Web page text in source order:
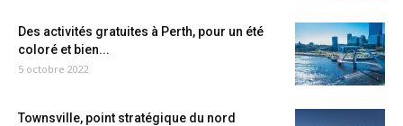
Des activités gratuites à Perth, pour un été
coloré et bien...
5 octobre 2022
Townsville, point stratégique du nord